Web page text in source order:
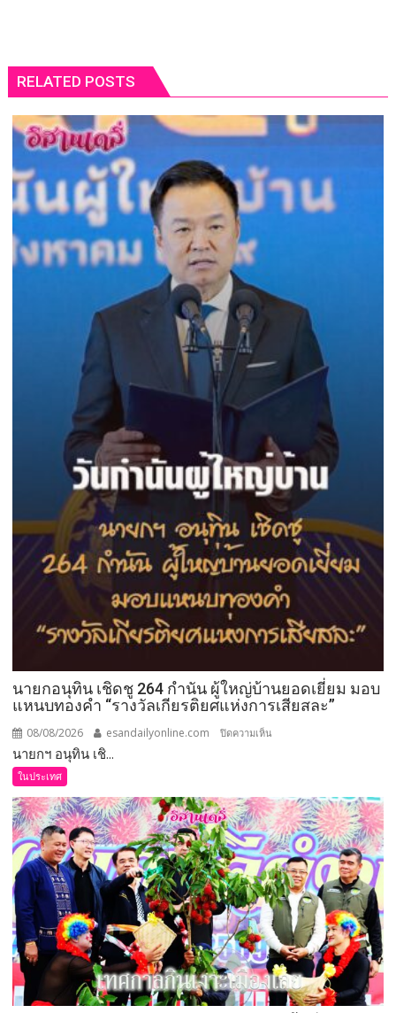
RELATED POSTS
นายกอนุทิน เชิดชู 264 กำนัน ผู้ใหญ่บ้านยอดเยี่ยม มอบ
แหนบทองคำ “รางวัลเกียรติยศแห่งการเสียสละ”
08/08/2026 esandailyonline.com ปิดความเห็น
264
กำนัน
ผู้ใหญ่
บ้าน
ยอด
เยี่ยม
มอบ
แหนบ
ทองคำ
“รางวัล
เกียรติยศ
นายกฯ อนุทิน เชิ...
ในประเทศ